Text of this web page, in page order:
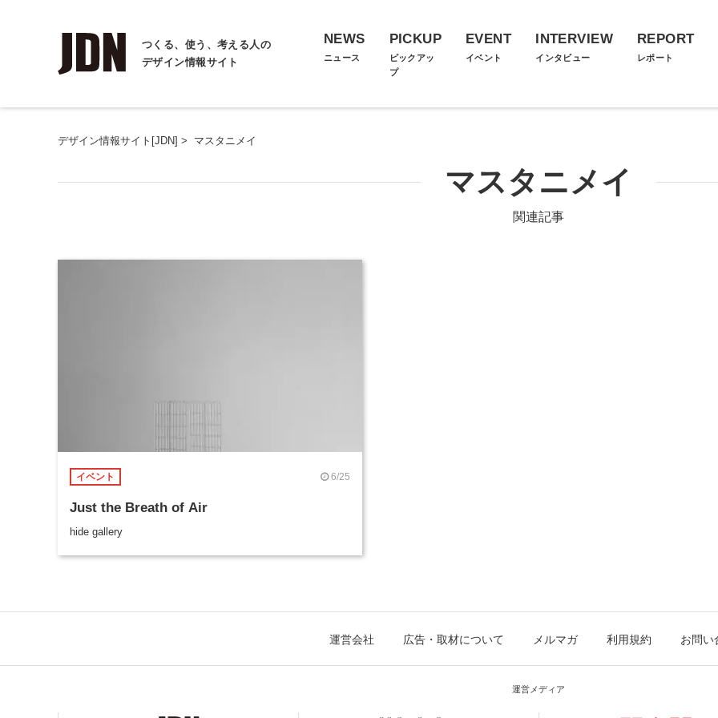
つくる、使う、考える人の
デザイン情報サイト
NEWS
ニュース
PICKUP
ピックアッ
プ
EVENT
イベント
INTERVIEW
インタビュー
REPORT
レポート
デザイン情報サイト[JDN] > マスタニメイ
マスタニメイ
関連記事
イベント 6/25
Just the Breath of Air
hide gallery
運営会社 広告・取材について メルマガ 利用規約 お問い
運営メディア